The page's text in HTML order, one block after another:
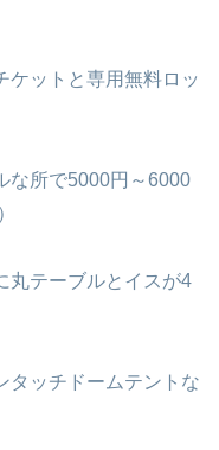
ケットと専用無料ロッ
な所で5000円～6000
丸テーブルとイスが4
タッチドームテントな